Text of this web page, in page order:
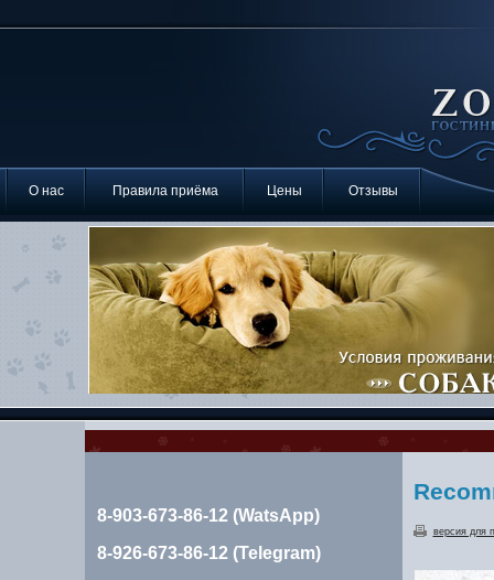
О нас Правила приёма Цены Отзывы
8-903-673-86-12 (WatsApp)
8-926-673-86-12 (Telegram)
версия для